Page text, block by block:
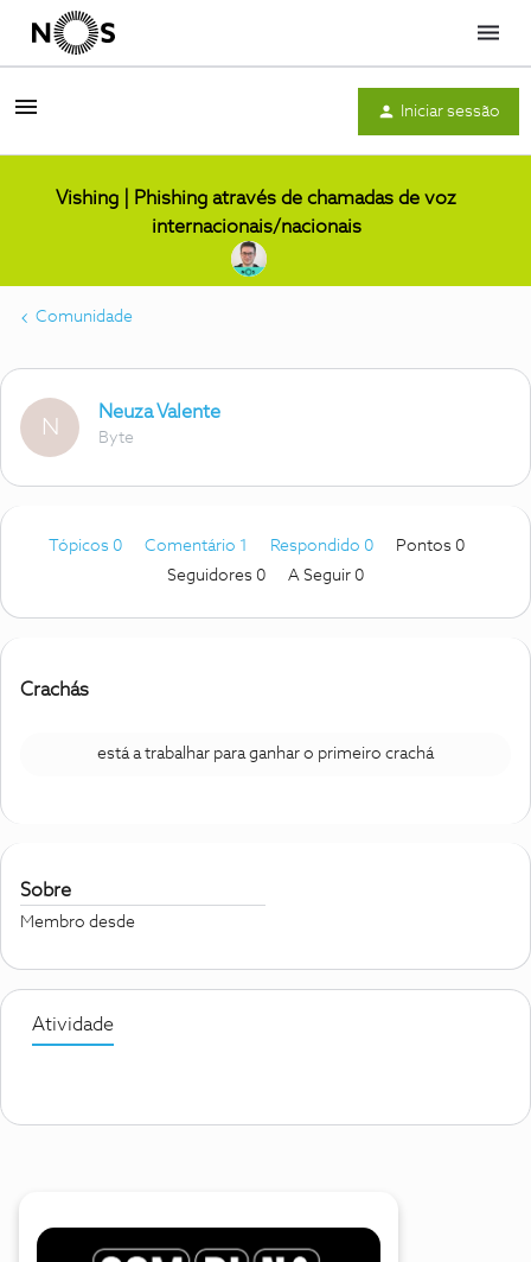
Menu
Iniciar sessão
Vishing | Phishing através de chamadas de voz
internacionais/nacionais
Comunidade
N
Neuza Valente
Byte
Tópicos 0 Comentário 1 Respondido 0
Pontos 0
Seguidores 0 A Seguir 0
Crachás
está a trabalhar para ganhar o primeiro crachá
Sobre
Membro desde
Atividade